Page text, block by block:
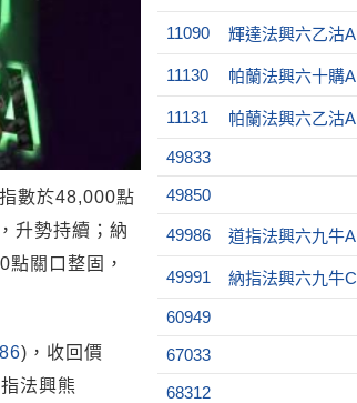
數於48,000點
升勢持續；納
關口整固，
)，收回價
法興熊
11090 輝達法興六乙沽A
11130 帕蘭法興六十購A
11131 帕蘭法興六乙沽A
49833
49850
49986 道指法興六九牛A
49991 納指法興六九牛C
60949
67033
68312